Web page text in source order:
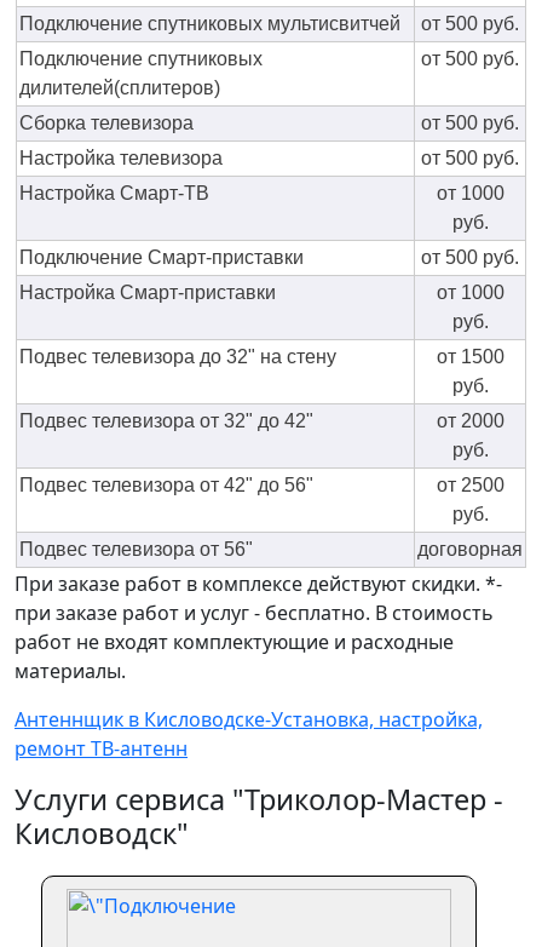
Подключение спутниковых мультисвитчей
от 500 руб.
Подключение спутниковых
дилителей(сплитеров)
от 500 руб.
Сборка телевизора
от 500 руб.
Настройка телевизора
от 500 руб.
Настройка Смарт-ТВ
от 1000
руб.
Подключение Смарт-приставки
от 500 руб.
Настройка Смарт-приставки
от 1000
руб.
Подвес телевизора до 32" на стену
от 1500
руб.
Подвес телевизора от 32" до 42"
от 2000
руб.
Подвес телевизора от 42" до 56"
от 2500
руб.
Подвес телевизора от 56"
договорная
При заказе работ в комплексе действуют скидки. *-
при заказе работ и услуг - бесплатно. В стоимость
работ не входят комплектующие и расходные
материалы.
Антеннщик в Кисловодске-Установка, настройка,
ремонт ТВ-антенн
Услуги сервиса "Триколор-Мастер -
Кисловодск"